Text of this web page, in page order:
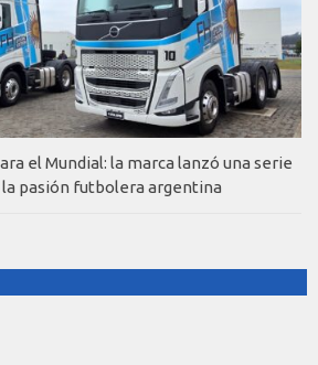
el Mundial: la marca lanzó una serie
pasión futbolera argentina